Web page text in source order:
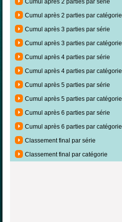
Cumul après 2 parties par série
Cumul après 2 parties par catégorie
Cumul après 3 parties par série
Cumul après 3 parties par catégorie
Cumul après 4 parties par série
Cumul après 4 parties par catégorie
Cumul après 5 parties par série
Cumul après 5 parties par catégorie
Cumul après 6 parties par série
Cumul après 6 parties par catégorie
Classement final par série
Classement final par catégorie